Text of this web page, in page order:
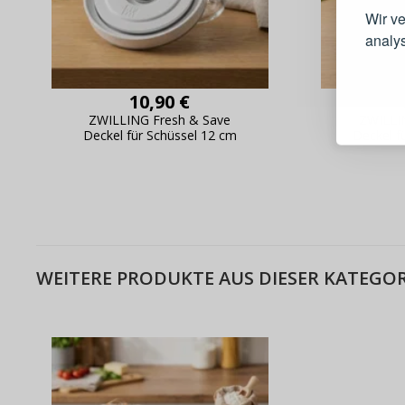
Wir
10,90 €
ZWILLING Fresh & Save
Deckel für Schüssel 12 cm
WEITERE PRODUKTE AUS DIESER
Live-